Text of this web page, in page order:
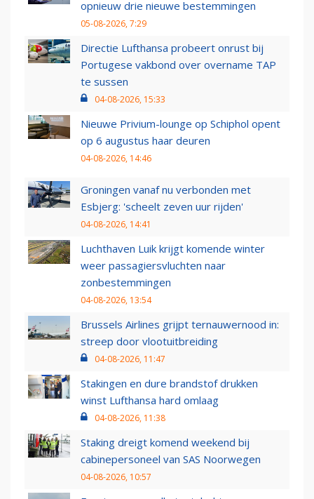
opnieuw drie nieuwe bestemmingen
05-08-2026, 7:29
Directie Lufthansa probeert onrust bij
Portugese vakbond over overname TAP
te sussen
04-08-2026, 15:33
Nieuwe Privium-lounge op Schiphol opent
op 6 augustus haar deuren
04-08-2026, 14:46
Groningen vanaf nu verbonden met
Esbjerg: 'scheelt zeven uur rijden'
04-08-2026, 14:41
Luchthaven Luik krijgt komende winter
weer passagiersvluchten naar
zonbestemmingen
04-08-2026, 13:54
Brussels Airlines grijpt ternauwernood in:
streep door vlootuitbreiding
04-08-2026, 11:47
Stakingen en dure brandstof drukken
winst Lufthansa hard omlaag
04-08-2026, 11:38
Staking dreigt komend weekend bij
cabinepersoneel van SAS Noorwegen
04-08-2026, 10:57